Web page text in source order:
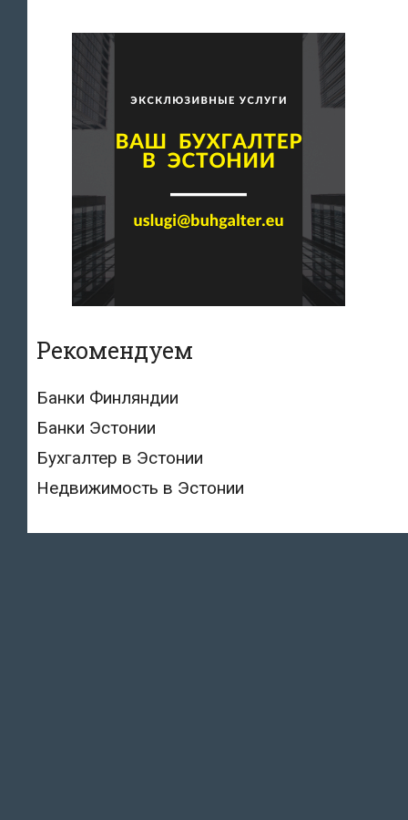
Рекомендуем
Банки Финляндии
Банки Эстонии
Бухгалтер в Эстонии
Недвижимость в Эстонии